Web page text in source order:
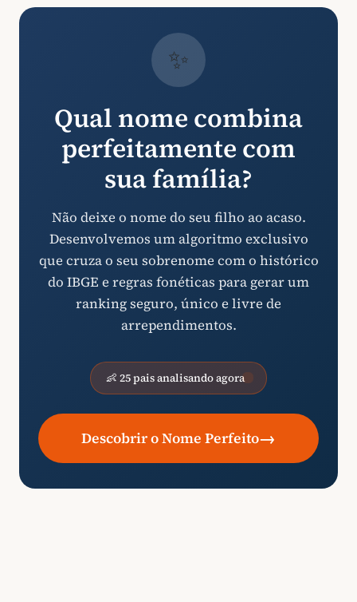
✨
Qual nome combina
perfeitamente com
sua família?
Não deixe o nome do seu filho ao acaso.
Desenvolvemos um algoritmo exclusivo
que cruza o seu sobrenome com o histórico
do IBGE e regras fonéticas para gerar um
ranking seguro, único e livre de
arrependimentos.
👶 25 pais analisando agora
Descobrir o Nome Perfeito→